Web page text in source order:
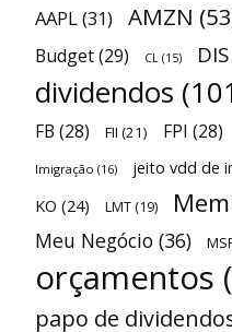
AAPL(31) AMZN
Budget(29) CL (15) DIS
dividendos
FB (28) FII (21) FPI (28)
Imigração (16) jeito vdd de
KO (24) LMT (19)
Meu Negócio (36)
orçamentos
papo de